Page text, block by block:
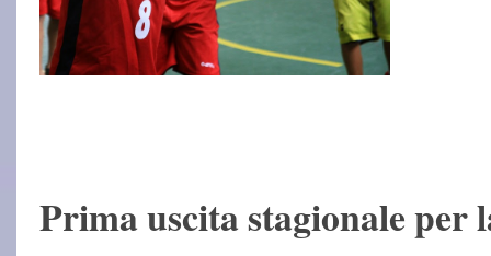
Prima uscita stagionale per